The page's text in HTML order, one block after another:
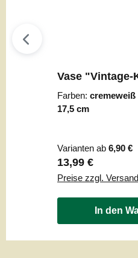
Vase "Vintage-
Farben: cremeweiß
17,5 cm
Varianten ab 6,90 €
Regulärer Preis:
13,99 €
Preise zzgl.
In den